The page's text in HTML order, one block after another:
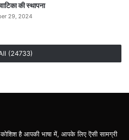
की स्थापना
29, 2024
(24733)
है आपकी भाषा में, आपके लिए ऎसी सामग्री